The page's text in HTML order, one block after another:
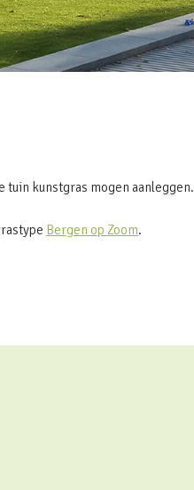
tuin kunstgras mogen aanleggen.
Bergen op Zoom.